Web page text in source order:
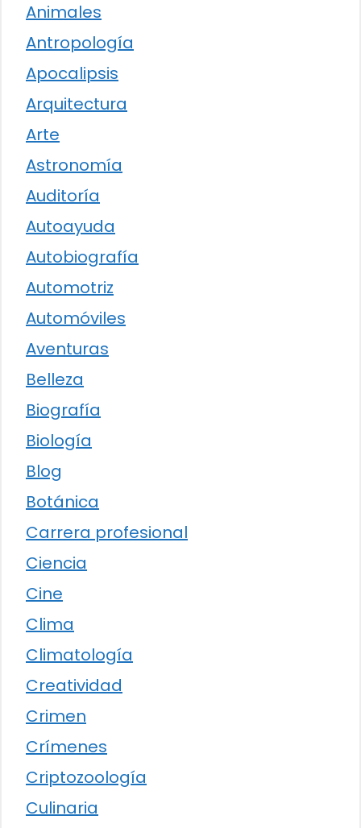
Animales
Antropología
Apocalipsis
Arquitectura
Arte
Astronomía
Auditoría
Autoayuda
Autobiografía
Automotriz
Automóviles
Aventuras
Belleza
Biografía
Biología
Blog
Botánica
Carrera profesional
Ciencia
Cine
Clima
Climatología
Creatividad
Crimen
Crímenes
Criptozoología
Culinaria